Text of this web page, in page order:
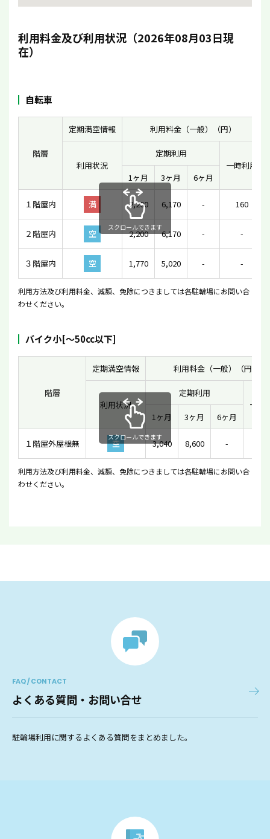
利用料金及び利用状況（2026年08月03日現
在）
自転車
階層
定期満空情報 利用料金（一般）（円）
利用状況
定期利用
一時利用
1ヶ月
3ヶ月 6ヶ月
１階屋内 満 2,200 6,170 - 160
２階屋内 空 2,200 6,170 - -
３階屋内 空 1,770 5,020 - -
スクロールできます
利用方法及び利用料金、減額、免除につきましては各駐輪場にお問い合
わせください。
バイク小[〜50cc以下]
階層
定期満空情報 利用料金（一般）（円）
利用状況
定期利用
一時
1ヶ月
3ヶ月 6ヶ月
１階屋外屋根無 空 3,040 8,600 -
スクロールできます
利用方法及び利用料金、減額、免除につきましては各駐輪場にお問い合
わせください。
FAQ / CONTACT
よくある質問・お問い合せ
駐輪場利用に関するよくある質問をまとめました。